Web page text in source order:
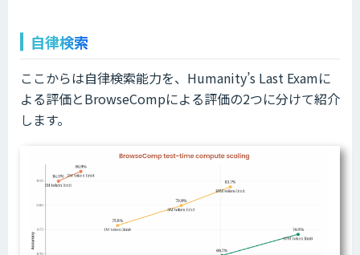
自律検索
ここからは自律検索能力を、Humanity’s Last Examに
よる評価とBrowseCompによる評価の2つに分けて紹介
します。